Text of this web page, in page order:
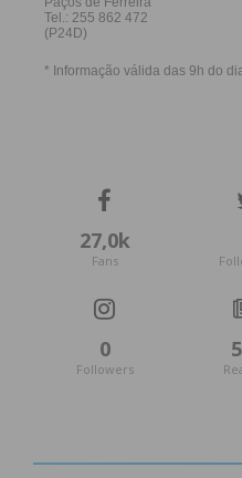
27,0k
Fans
0
Followers